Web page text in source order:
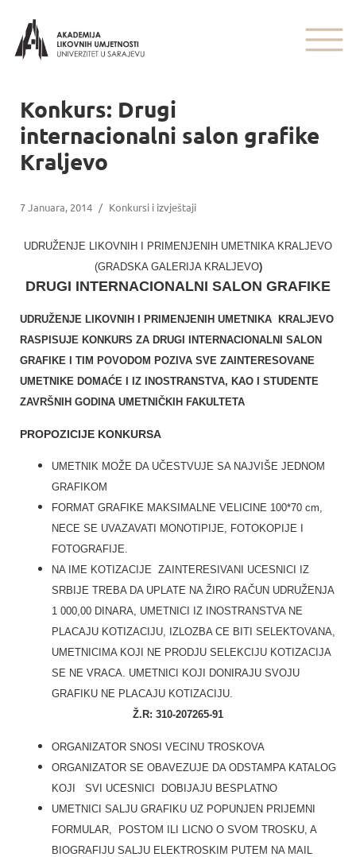
Konkurs: Drugi
internacionalni salon grafike
Kraljevo
7 Januara, 2014 / Konkursi i izvještaji
UDRUŽENJE LIKOVNIH I PRIMENJENIH UMETNIKA KRALJEVO
(GRADSKA GALERIJA KRALJEVO)
DRUGI INTERNACIONALNI SALON GRAFIKE
UDRUŽENJE LIKOVNIH I PRIMENJENIH UMETNIKA KRALJEVO
RASPISUJE KONKURS ZA DRUGI INTERNACIONALNI SALON
GRAFIKE I TIM POVODOM POZIVA SVE ZAINTERESOVANE
UMETNIKE DOMAĆE I IZ INOSTRANSTVA, KAO I STUDENTE
ZAVRŠNIH GODINA UMETNIČKIH FAKULTETA
PROPOZICIJE KONKURSA
UMETNIK MOŽE DA UČESTVUJE SA NAJVIŠE JEDNOM
GRAFIKOM
FORMAT GRAFIKE MAKSIMALNE VELICINE 100*70 cm,
NECE SE UVAZAVATI MONOTIPIJE, FOTOKOPIJE I
FOTOGRAFIJE.
NA IME KOTIZACIJE ZAINTERESIVANI UCESNICI IZ
SRBIJE TREBA DA UPLATE NA ŽIRO RAČUN UDRUŽENJA
1 000,00 DINARA, UMETNICI IZ INOSTRANSTVA NE
PLACAJU KOTIZACIJU, IZLOZBA CE BITI SELEKTOVANA,
UMETNICIMA KOJI NE PRODJU SELEKCIJU KOTIZACIJA
SE NE VRACA. UMETNICI KOJI DONIRAJU SVOJU
GRAFIKU NE PLACAJU KOTIZACIJU.
Ž.R: 310-207265-91
ORGANIZATOR SNOSI VECINU TROSKOVA
ORGANIZATOR SE OBAVEZUJE DA ODSTAMPA KATALOG
KOJI SVI UCESNICI DOBIJAJU BESPLATNO
UMETNICI SALJU GRAFIKU UZ POPUNJEN PRIJEMNI
FORMULAR, POSTOM ILI LICNO O SVOM TROSKU, A
BIOGRAFIJU SALJU ELEKTROSKIM PUTEM NA MAIL